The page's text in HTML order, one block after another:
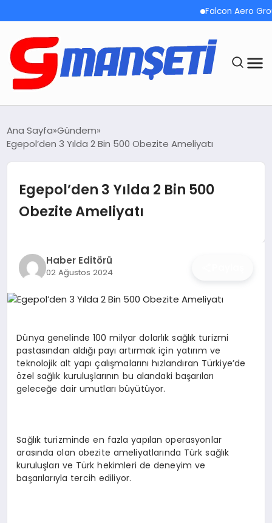
Falcon Aero Group,
DEMOLAR
MEGA MENÜ
TEKNOLOJI
İŞ DÜNYASI
TEKNOLOJI
MAGAZIN
GEZI & SEYAHAT
OYUN
Ana Sayfa Gündem
Egepol’den 3 Yılda 2 Bin 500 Obezite Ameliyatı
Egepol’den 3 Yılda 2 Bin 500
Obezite Ameliyatı
Haber Editörü
02 Ağustos 2024
Dünya genelinde 100 milyar dolarlık sağlık turizmi
pastasından aldığı payı artırmak için yatırım ve
teknolojik alt yapı çalışmalarını hızlandıran Türkiye’de
özel sağlık kuruluşlarının bu alandaki başarıları
geleceğe dair umutları büyütüyor.
Sağlık turizminde en fazla yapılan operasyonlar
arasında olan obezite ameliyatlarında Türk sağlık
kuruluşları ve Türk hekimleri de deneyim ve
başarılarıyla tercih ediliyor.